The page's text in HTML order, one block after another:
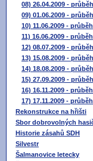
08) 26.04.2009 - průběh
09) 01.06.2009 - průběh
10) 11.06.2009 - průběh
11) 16.06.2009 - průběh
12) 08.07.2009 - průběh
13) 15.08.2009 -
14) 18.08.2009 -
15) 27.09.2009 -
16) 16.11.2009 -
17) 17.11.2009 -
Rekonstrukce na hřišti
Sbor dobrovolných
Historie zásahů SDH
Silvestr
Šalmanovice letecky